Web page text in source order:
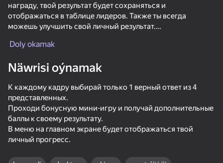
36
48
награду, твой результат будет сохраняться и
отображаться в таблице лидеров. Также ты всегда
можешь улучшить свой личный результат.
мультфильмов с любимыми персонажами детства.
Doly okamak
Näwrisi oýnamak
К каждому кадру выбирай только 1 верный ответ из 4
представленных.
Проходи бонусную мини-игру и получай дополнительные
баллы к своему результату.
В меню на главном экране будет отображаться твой
личный прогресс.